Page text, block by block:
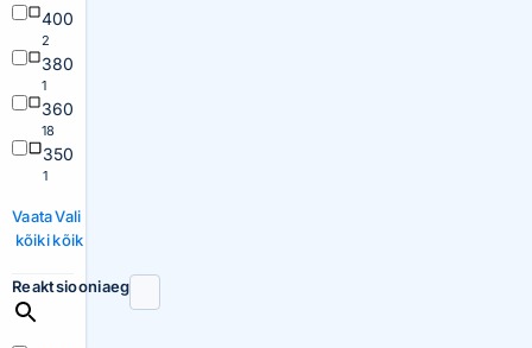
400
2
380
1
360
18
350
1
Vaata
kõiki
Vali
kõik
Reaktsiooniaeg